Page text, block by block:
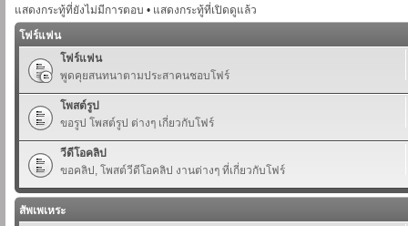
แสดงกระทู้ที่ยังไม่มีการตอบ • แสดงกระทู้ที่เปิดดูแล้ว
โฟร์แฟน
โฟร์แฟน
พูดคุยสนทนาตามประสาคนชอบโฟร์
โพสต์รูป
ขอรูป โพสต์รูป ต่างๆ เกี่ยวกับโฟร์
วีดีโอคลิป
ขอคลิป, โพสต์วีดีโอคลิป งานต่างๆ ที่เกี่ยวกับโฟร์
สัพเพเหระ